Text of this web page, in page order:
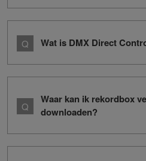
Wat is DMX Direct
Waar kan ik rekordbox
downloaden?